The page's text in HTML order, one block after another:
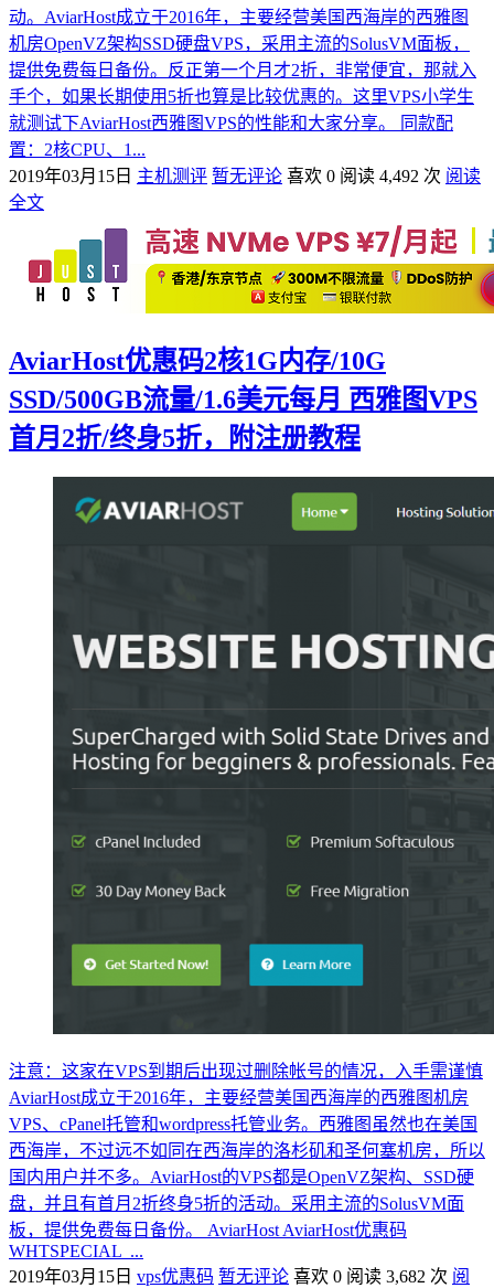
动。AviarHost成立于2016年，主要经营美国西海岸的西雅图
机房OpenVZ架构SSD硬盘VPS，采用主流的SolusVM面板，
提供免费每日备份。反正第一个月才2折，非常便宜，那就入
手个，如果长期使用5折也算是比较优惠的。这里VPS小学生
就测试下AviarHost西雅图VPS的性能和大家分享。 同款配
置：2核CPU、1...
2019年03月15日 主机测评 暂无评论 喜欢 0 阅读 4,492 次 阅读
全文
AviarHost优惠码2核1G内存/10G
SSD/500GB流量/1.6美元每月 西雅图VPS
首月2折/终身5折，附注册教程
注意：这家在VPS到期后出现过删除帐号的情况，入手需谨慎
AviarHost成立于2016年，主要经营美国西海岸的西雅图机房
VPS、cPanel托管和wordpress托管业务。西雅图虽然也在美国
西海岸，不过远不如同在西海岸的洛杉矶和圣何塞机房，所以
国内用户并不多。AviarHost的VPS都是OpenVZ架构、SSD硬
盘，并且有首月2折终身5折的活动。采用主流的SolusVM面
板，提供免费每日备份。 AviarHost AviarHost优惠码
WHTSPECIAL ...
2019年03月15日 vps优惠码 暂无评论 喜欢 0 阅读 3,682 次 阅